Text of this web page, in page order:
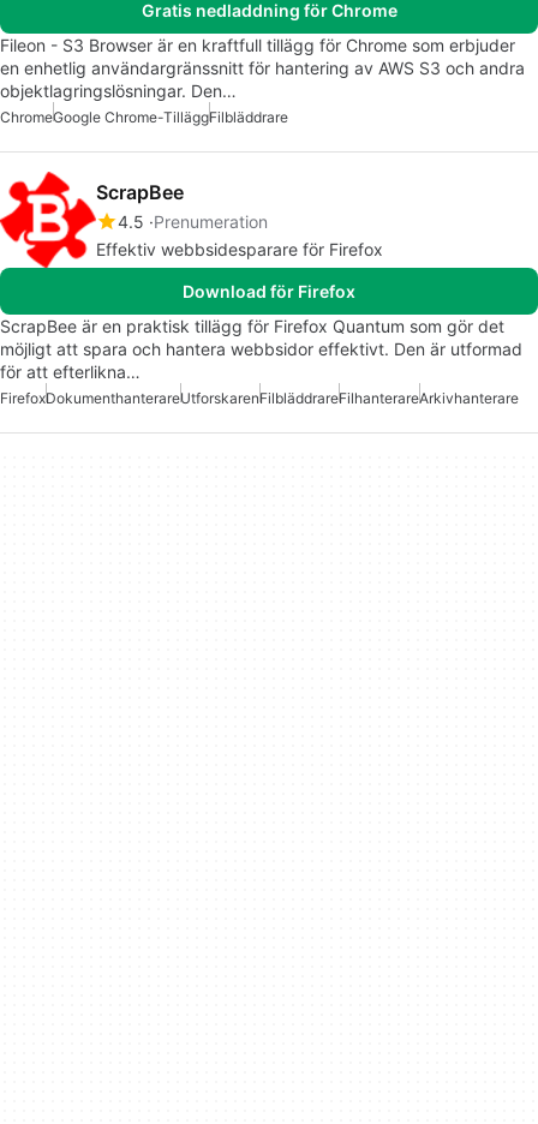
Gratis nedladdning för Chrome
Fileon - S3 Browser är en kraftfull tillägg för Chrome som erbjuder
en enhetlig användargränssnitt för hantering av AWS S3 och andra
objektlagringslösningar. Den…
ChromeGoogle Chrome-TilläggFilbläddrare
ScrapBee
4.5 Prenumeration
Effektiv webbsidesparare för Firefox
Download för Firefox
ScrapBee är en praktisk tillägg för Firefox Quantum som gör det
möjligt att spara och hantera webbsidor effektivt. Den är utformad
för att efterlikna…
FirefoxDokumenthanterareUtforskarenFilbläddrareFilhanterareArkivhanterare